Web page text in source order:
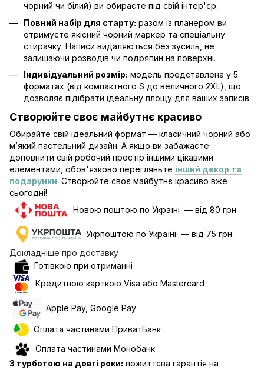
чорний чи білий) ви обираєте під свій інтер'єр.
Повний набір для старту: разом із планером ви
отримуєте якісний чорний маркер та спеціальну
стирачку. Написи видаляються без зусиль, не
залишаючи розводів чи подряпин на поверхні.
Індивідуальний розмір: модель представлена у 5
форматах (від компактного S до величного 2XL), що
дозволяє підібрати ідеальну площу для ваших записів.
Створюйте своє майбутнє красиво
Обирайте свій ідеальний формат — класичний чорний або
м’який пастельний дизайн. А якщо ви забажаєте
доповнити свій робочий простір іншими цікавими
елементами, обов'язково перегляньте інший декор та
подарунки. Створюйте своє майбутнє красиво вже
сьогодні!
Новою поштою по Україні — від 80 грн.
Укрпоштою по Україні — від 75 грн.
Докладніше про доставку
Готівкою при отриманні
Кредитною карткою Visa або Mastercard
Apple Pay, Google Pay
Оплата частинами ПриватБанк
Оплата частинами Монобанк
З турботою на довгі роки: пожиттєва гарантія на